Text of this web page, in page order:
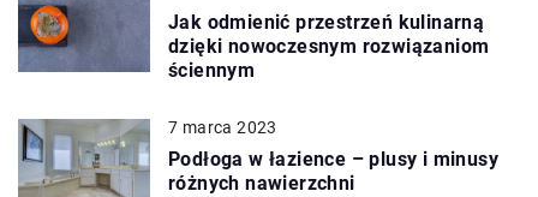
Jak odmienić przestrzeń kulinarną
dzięki nowoczesnym rozwiązaniom
ściennym
7 marca 2023
Podłoga w łazience – plusy i minusy
różnych nawierzchni